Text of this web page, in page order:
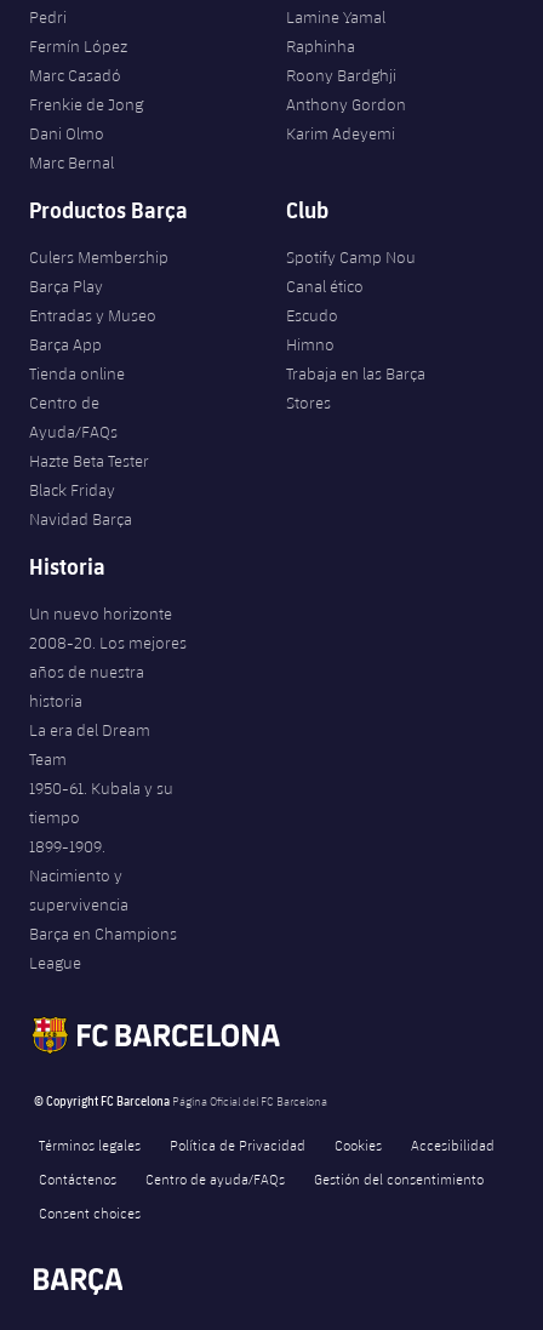
Pedri
Fermín López
Marc Casadó
Frenkie de Jong
Dani Olmo
Marc Bernal
Lamine Yamal
Raphinha
Roony Bardghji
Anthony Gordon
Karim Adeyemi
Productos Barça
Culers Membership
Barça Play
Entradas y Museo
Barça App
Tienda online
Centro de
Ayuda/FAQs
Hazte Beta Tester
Black Friday
Navidad Barça
Club
Spotify Camp Nou
Canal ético
Escudo
Himno
Trabaja en las Barça
Stores
Historia
Un nuevo horizonte
2008-20. Los mejores
años de nuestra
historia
La era del Dream
Team
1950-61. Kubala y su
tiempo
1899-1909.
Nacimiento y
supervivencia
Barça en Champions
League
© Copyright FC Barcelona Página Oficial del FC Barcelona
Términos legales Política de Privacidad Cookies
Accesibilidad
Contáctenos
Centro de ayuda/FAQs
Gestión del consentimiento
Consent choices